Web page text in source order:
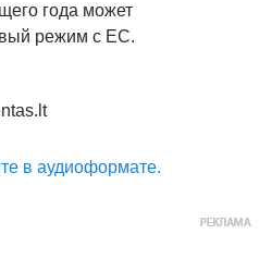
года может
режим с ЕС.
в аудиоформате.